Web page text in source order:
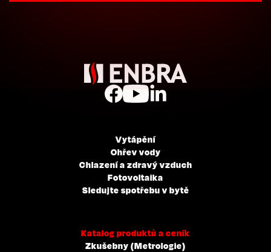
Vytápění
Ohřev vody
Chlazení a zdravý vzduch
Fotovoltaika
Sledujte spotřebu v bytě
Katalog produktů a ceník
Zkušebny (Metrologie)